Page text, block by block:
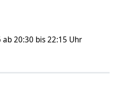
20:30 bis 22:15 Uhr